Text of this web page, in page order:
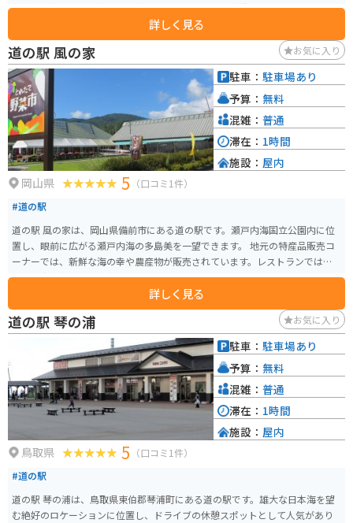
文化などを紹介する企画展などもされています。 山陰海岸ジオパーク展示コ
ーナーでは、鳥取県青谷町から京丹後市までの見どころや、鳴り砂、因州和
紙の魅力なども紹介されており、歴史や文化に興味がある人にオススメで
す。
詳しく見る
道の駅 風の家 お気に入り
岡山県 5 （口コミ1件）
#道の駅
道の駅 風の家は、岡山県備前市にある道の駅です。瀬戸内海国立公園内に位
置し、眼前に広がる瀬戸内海の多島美を一望できます。 地元の特産品販売コ
ーナーでは、新鮮な海の幸や農産物が販売されています。レストランでは、
瀬戸内海の新鮮な魚介類を使った料理や、備前名物の「備前焼」を使った料
す。バイクで訪れる場合は、道の駅から駐車場まで続く坂道が少し急なので
注意が必要です。道の駅の周辺には、備前焼の窯元が集まる「備前焼伝統産
業会館」や、瀬戸内海の島々を巡る遊覧船乗り場など、観光スポットも充実
しているので、瀬戸内海観光の拠点としておすすめです。
詳しく見る
駐車： 駐車場あり
予算： 無料
混雑： 普通
滞在： 1時間
施設： 屋内
道の駅 琴の浦 お気に入り
鳥取県 5 （口コミ1件）
#道の駅
道の駅 琴の浦は、鳥取県東伯郡琴浦町にある道の駅です。雄大な日本海を望
む絶好のロケーションに位置し、ドライブの休憩スポットとして人気があり
駐車： 駐車場あり
予算： 無料
混雑： 普通
滞在： 1時間
施設： 屋内